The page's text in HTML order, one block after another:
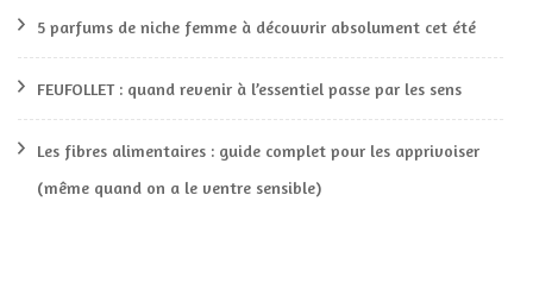
5 parfums de niche femme à découvrir absolument cet été
FEUFOLLET : quand revenir à l’essentiel passe par les sens
Les fibres alimentaires : guide complet pour les apprivoiser
(même quand on a le ventre sensible)